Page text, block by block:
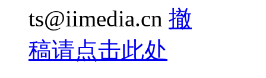
ts@iimedia.cn 撤
稿请点击此处